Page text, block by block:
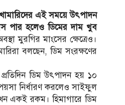
খামারিদের এই সময়ে উৎপাদন
পার হলেও ডিমের দাম খুব
মুরগির মাংসের ক্ষেত্রেও।
বলছেন, ডিম সংরক্ষণের
ডিম উৎপাদন হয় ১০
নির্ধারণ করলেও সাইফুল
একই রকম। হিমাগারে ডিম